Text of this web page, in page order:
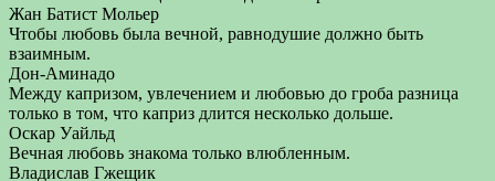
Жан Батист Мольер
Чтобы любовь была вечной, равнодушие должно быть
взаимным.
Дон-Аминадо
Между капризом, увлечением и любовью до гроба разница
только в том, что каприз длится несколько дольше.
Оскар Уайльд
Вечная любовь знакома только влюбленным.
Владислав Гжещик